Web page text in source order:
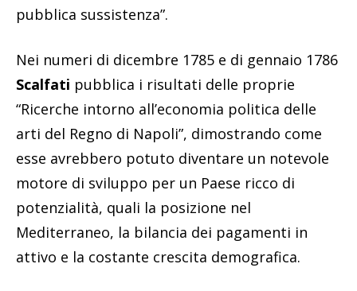
pubblica sussistenza”.
Nei numeri di dicembre 1785 e di gennaio 1786
Scalfati pubblica i risultati delle proprie
“Ricerche intorno all’economia politica delle
arti del Regno di Napoli”, dimostrando come
esse avrebbero potuto diventare un notevole
motore di sviluppo per un Paese ricco di
potenzialità, quali la posizione nel
Mediterraneo, la bilancia dei pagamenti in
attivo e la costante crescita demografica.